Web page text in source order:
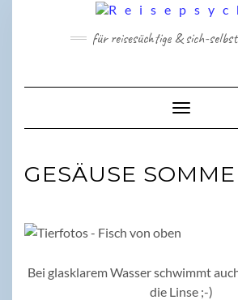
für reisesüchtige & sich-
Toggle
GESÄUSE
Bei glasklarem Wasser schwimmt
die Linse ;-)